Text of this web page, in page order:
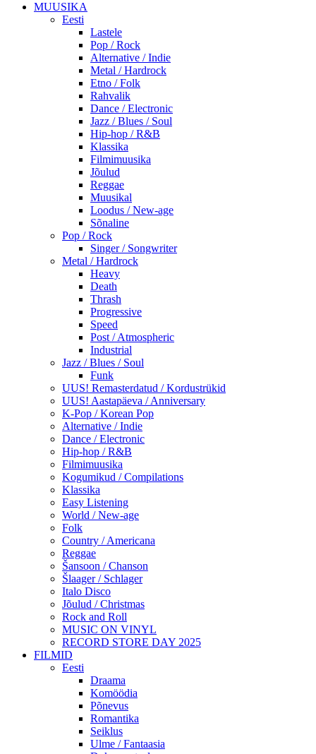
MUUSIKA
Eesti
Lastele
Pop / Rock
Alternative / Indie
Metal / Hardrock
Etno / Folk
Rahvalik
Dance / Electronic
Jazz / Blues / Soul
Hip-hop / R&B
Klassika
Filmimuusika
Jõulud
Reggae
Muusikal
Loodus / New-age
Sõnaline
Pop / Rock
Singer / Songwriter
Metal / Hardrock
Heavy
Death
Thrash
Progressive
Speed
Post / Atmospheric
Industrial
Jazz / Blues / Soul
Funk
UUS! Remasterdatud / Kordustrükid
UUS! Aastapäeva / Anniversary
K-Pop / Korean Pop
Alternative / Indie
Dance / Electronic
Hip-hop / R&B
Filmimuusika
Kogumikud / Compilations
Klassika
Easy Listening
World / New-age
Folk
Country / Americana
Reggae
Šansoon / Chanson
Šlaager / Schlager
Italo Disco
Jõulud / Christmas
Rock and Roll
MUSIC ON VINYL
RECORD STORE DAY 2025
FILMID
Eesti
Draama
Komöödia
Põnevus
Romantika
Seiklus
Ulme / Fantaasia